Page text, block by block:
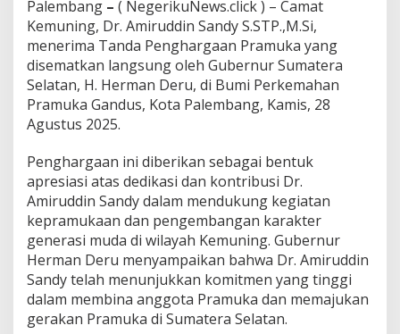
n
t
u
k
C
a
K
e
m
n
i
n
g
A
m
i
Palembang – ( NegerikuNews.click ) – Camat
Kemuning, Dr. Amiruddin Sandy S.STP.,M.Si,
menerima Tanda Penghargaan Pramuka yang
disematkan langsung oleh Gubernur Sumatera
Selatan, H. Herman Deru, di Bumi Perkemahan
Pramuka Gandus, Kota Palembang, Kamis, 28
Agustus 2025.
Penghargaan ini diberikan sebagai bentuk
apresiasi atas dedikasi dan kontribusi Dr.
Amiruddin Sandy dalam mendukung kegiatan
kepramukaan dan pengembangan karakter
generasi muda di wilayah Kemuning. Gubernur
Herman Deru menyampaikan bahwa Dr. Amiruddin
Sandy telah menunjukkan komitmen yang tinggi
dalam membina anggota Pramuka dan memajukan
gerakan Pramuka di Sumatera Selatan.